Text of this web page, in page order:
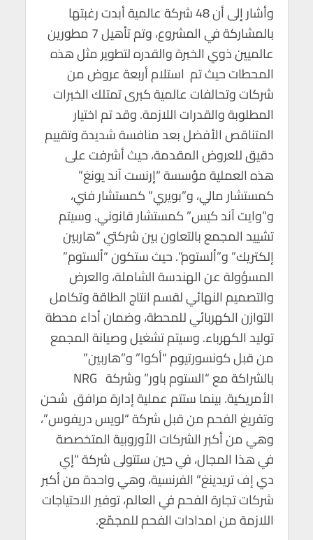
وأشار إلى أن 48 شركة عالمية أبدت رغبتها
بالمشاركة في المشروع، وتم تأهيل 7 مطورين
عالميين ذوي الخبرة والقدره لتطوير مثل هذه
المحطات حيث تم استلام أربعة عروض من
شركات وتحالفات عالمية كبرى تمتلك الخبرات
المطلوبة والقدرات اللازمة. وقد تم اختيار
المتناقص الأفضل بعد منافسة شديدة وتقييم
دقيق للعروض المقدمة، حيث أشرفت على
هذه العملية مؤسسة “إرنست آند يونغ”
كمستشار مالي، و”بويري” كمستشار فني،
و”وايت آند كيس” كمستشار قانوني. وسيتم
تشييد المجمع بالتعاون بين شركتي “هاربين
إلكتريك” و”ألستوم”. حيث ستكون “ألستوم”
المسؤولة عن الهندسة الشاملة، والعرض
والتصميم النهائي لقسم انتاج الطاقة وتكامل
التوازن الكهربائي للمحطة، وضمان أداء محطة
توليد الكهرباء. وسيتم تشغيل وصيانة المجمع
من قبل كونسورتيوم “أكوا” و”هاربين”
بالشراكة مع “الستوم باور” وشركة NRG
الأمريكية. بينما ستتم عملية إدارة مرافق شحن
وتفريغ الفحم من قبل شركة “لويس دريفوس”،
وهي من أكبر الشركات الأوروبية المتخصصة
في هذا المجال، في حين ستتولى شركة “إي
دي إف تريدينغ” الفرنسية، وهي واحدة من أكبر
شركات تجارة الفحم في العالم، توفير الاحتياجات
اللازمة من امدادات الفحم للمجمّع.